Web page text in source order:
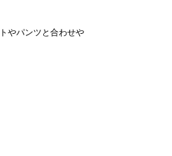
トやパンツと合わせ